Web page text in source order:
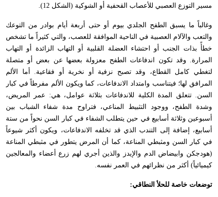
مسير التوزع العصبي للأعصاب القحفية أو الشوكية (الشكل 12).
وغالباً ما يسبق الطفح الجلدي بيوم أو حتى أربعة أيام بوادر من التوعك
والتعب والآلام العصبية في الناحية الموافقة للعصب، والتي كثيراً ما تشخص
خطأً بذات الجنب أو احتشاء العضلة القلبية أو التهاب الزائدة أو التهاب
المرارة. وقد تكون اندفاعات الطفح معزولة بعضها عن بعض أو متصلة
لتغطي كامل القطاع، وقد تصبح نزفية أو نخرية أو فقاعية. أما الألم
المرافق لها؛ فيتناسب وامتداد الاندفاعات، كما ويكون الألم مفرطاً في كبار
السن. تتعلق المدة الكلية للاندفاعات بثلاثة عوامل، هي: عمر المريض،
وشدة الطفح، ووجود التثبيط المناعي، فتراوح مدة شفاء الشباب بين
أسبوعين وثلاثة أسابيع في حين يتطلب الشفاء في كبار السن نحواً من ستة
أسابيع، إضافة إلى التندب الذي قد تخلفه الاندفاعات، ويكون أكثر شيوعاً
في كبار السن ومثبطي المناعة، كما أن المرض يتطور في مثبطي المناعة
(هودجكن وابيضاض الدم والإيدز والذين أجري لهم زرع أعضاء والمعالجين
كيميائياً) أكثر من نظرائهم في العمر نفسه.
توضعات خاصة للحلأ النطاقي: